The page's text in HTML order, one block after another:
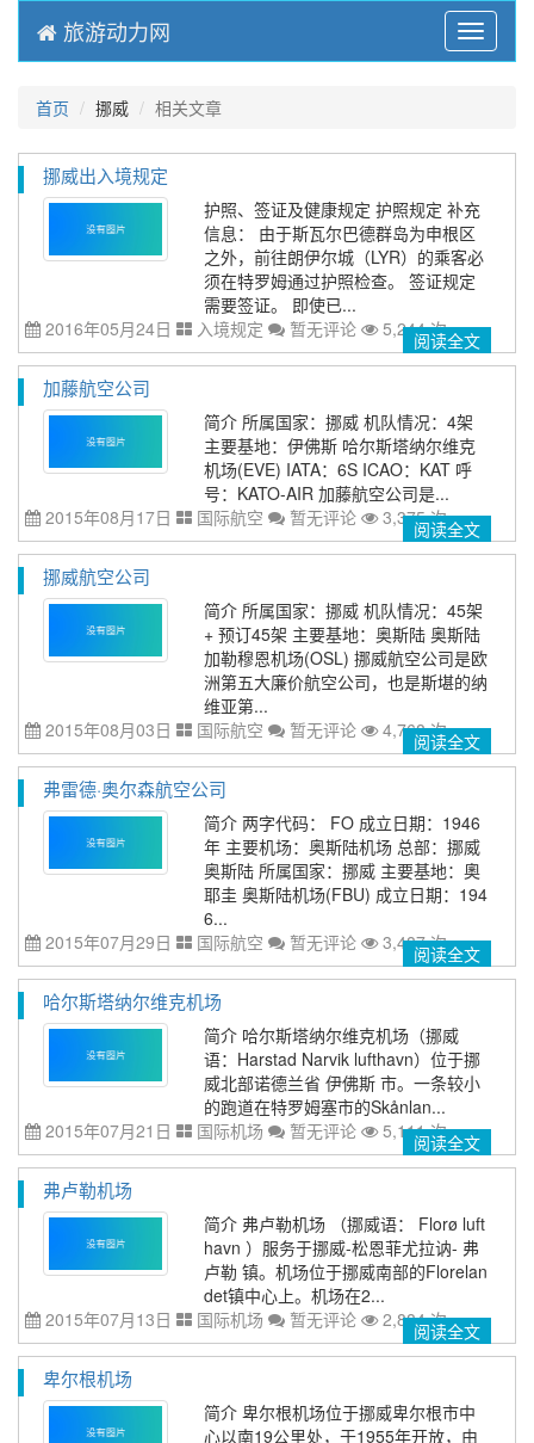
Menu
旅游动力网
首页 挪威 相关文章
挪威出入境规定
护照、签证及健康规定 护照规定 补充
信息： 由于斯瓦尔巴德群岛为申根区
之外，前往朗伊尔城（LYR）的乘客必
须在特罗姆通过护照检查。 签证规定
需要签证。 即使已...
2016年05月24日
入境规定 暂无评论 5,244 次阅读全文
加藤航空公司
简介 所属国家：挪威 机队情况：4架
主要基地：伊佛斯 哈尔斯塔纳尔维克
机场(EVE) IATA：6S ICAO：KAT 呼
号：KATO-AIR 加藤航空公司是...
2015年08月17日
国际航空 暂无评论 3,375 次阅读全文
挪威航空公司
简介 所属国家：挪威 机队情况：45架
+ 预订45架 主要基地：奥斯陆 奥斯陆
加勒穆恩机场(OSL) 挪威航空公司是欧
洲第五大廉价航空公司，也是斯堪的纳
维亚第...
2015年08月03日
国际航空 暂无评论 4,768 次阅读全文
弗雷德·奥尔森航空公司
简介 两字代码： FO 成立日期：1946
年 主要机场：奥斯陆机场 总部：挪威
奥斯陆 所属国家：挪威 主要基地：奧
耶圭 奥斯陆机场(FBU) 成立日期：194
6...
2015年07月29日
国际航空 暂无评论 3,487 次阅读全文
哈尔斯塔纳尔维克机场
简介 哈尔斯塔纳尔维克机场（挪威
语：Harstad Narvik lufthavn）位于挪
威北部诺德兰省 伊佛斯 市。一条较小
的跑道在特罗姆塞市的Skånlan...
2015年07月21日
国际机场 暂无评论 5,111 次阅读全文
弗卢勒机场
简介 弗卢勒机场 （挪威语： Florø luft
havn ）服务于挪威-松恩菲尤拉讷- 弗
卢勒 镇。机场位于挪威南部的Florelan
det镇中心上。机场在2...
2015年07月13日
国际机场 暂无评论 2,884 次阅读全文
卑尔根机场
简介 卑尔根机场位于挪威卑尔根市中
心以南19公里处，于1955年开放，由